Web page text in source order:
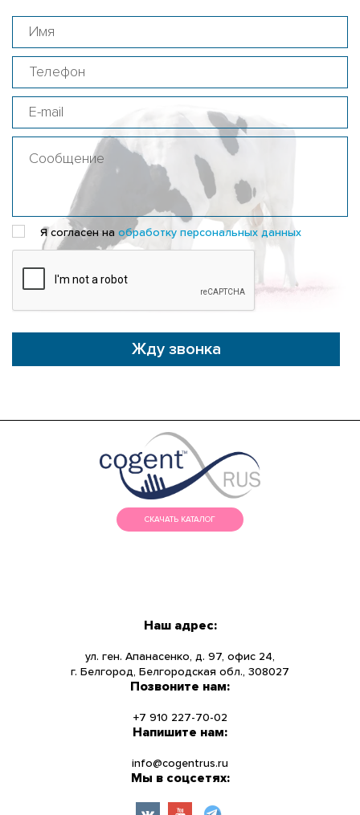
Я согласен на обработку персональных данных
Жду звонка
СКАЧАТЬ КАТАЛОГ
НОВОСТИ
УСЛУГИ
ИНФОРМАЦИЯ
КОНТАКТЫ
Наш адрес:
ул. ген. Апанасенко, д. 97, офис 24,
г. Белгород, Белгородская обл., 308027
Позвоните нам:
+7 910 227-70-02
Напишите нам:
info@cogentrus.ru
Мы в соцсетях: